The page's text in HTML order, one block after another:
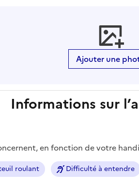
Ajouter une
Informations sur
en fonction de votre
roulant Difficulté à entendre